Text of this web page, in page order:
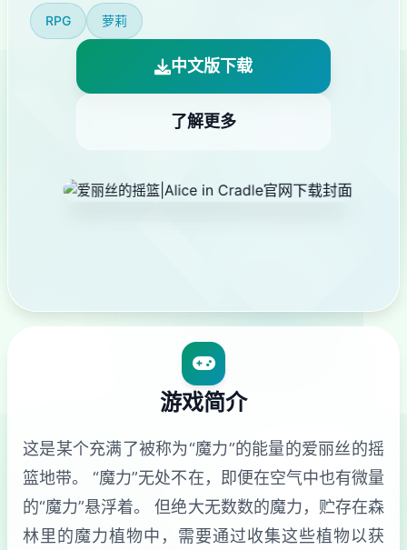
RPG 萝莉
中文版下载
了解更多
游戏简介
这是某个充满了被称为“魔力”的能量的爱丽丝的摇
篮地带。 “魔力”无处不在，即便在空气中也有微量
的“魔力”悬浮着。 但绝大无数数的魔力，贮存在森
林里的魔力植物中，需要通过收集这些植物以获